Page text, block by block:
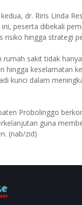
dr. Riris Linda
peserta dibekali
risiko hingga strategi
rumah sakit tidak
hingga keselamatan
kunci dalam
Probolinggo
guna
(nab/zid)